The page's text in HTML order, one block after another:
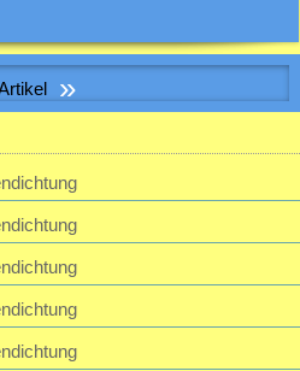
»
Dichtungen
inkl. 19 % MwSt. zzgl.